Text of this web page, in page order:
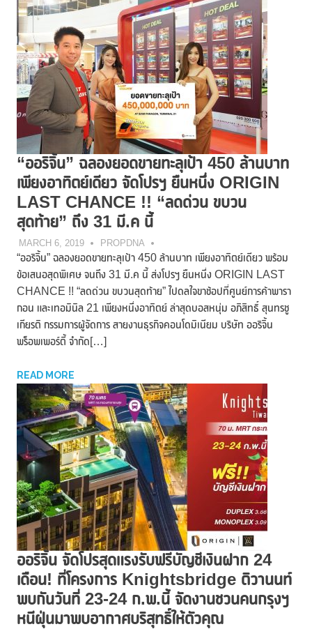
“ออริจิ้น” ฉลองยอดขายทะลุเป้า 450 ล้านบาท
เพียงอาทิตย์เดียว จัดโปรฯ ยืนหนึ่ง ORIGIN
LAST CHANCE !! “ลดด่วน ขบวน
สุดท้าย” ถึง 31 มี.ค นี้
MARCH 6, 2019 PROPDNA
“ออริจิ้น” ฉลองยอดขายทะลุเป้า 450 ล้านบาท เพียงอาทิตย์เดียว พร้อม
ข้อเสนอสุดพิเศษ จนถึง 31 มี.ค นี้ ส่งโปรฯ ยืนหนึ่ง ORIGIN LAST
CHANCE !! “ลดด่วน ขบวนสุดท้าย” ไปดลใจขาช้อปที่ศูนย์การค้าพารา
กอน และเทอมินิล 21 เพียงหนึ่งอาทิตย์ ล่าสุดบอสหนุ่ม อภิสิทธิ์ สุนทรชู
เกียรติ กรรมการผู้จัดการ สายงานธุรกิจคอนโดมิเนียม บริษัท ออริจิ้น
พร็อพเพอร์ตี้ จำกัด[…]
READ MORE
ออริจิ้น จัดโปรสุดแรงรับฟรีบัญชีเงินฝาก 24
เดือน! ที่โครงการ Knightsbridge ติวานนท์
พบกันวันที่ 23-24 ก.พ.นี้ จัดงานชวนคนกรุงฯ
หนีฝุ่นมาพบอากาศบริสุทธิ์ให้ตัวคุณ